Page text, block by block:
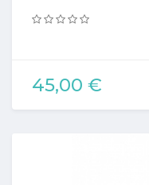
45,00 €